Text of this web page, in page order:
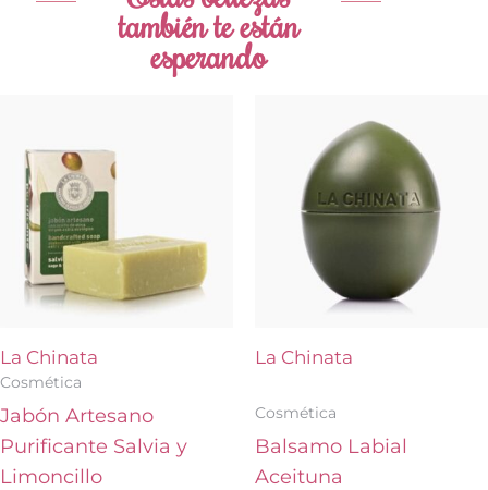
también te están
esperando
La Chinata
Cosmética
Jabón Artesano
Purificante Salvia y
Limoncillo
La Chinata
Cosmética
Balsamo Labial
Aceituna